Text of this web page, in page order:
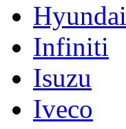
Hyundai
Infiniti
Isuzu
Iveco